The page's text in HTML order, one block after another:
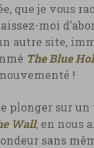
que je vous
moi
autre site,
The Blue
!
plonger sur
Wall, en nous
sans